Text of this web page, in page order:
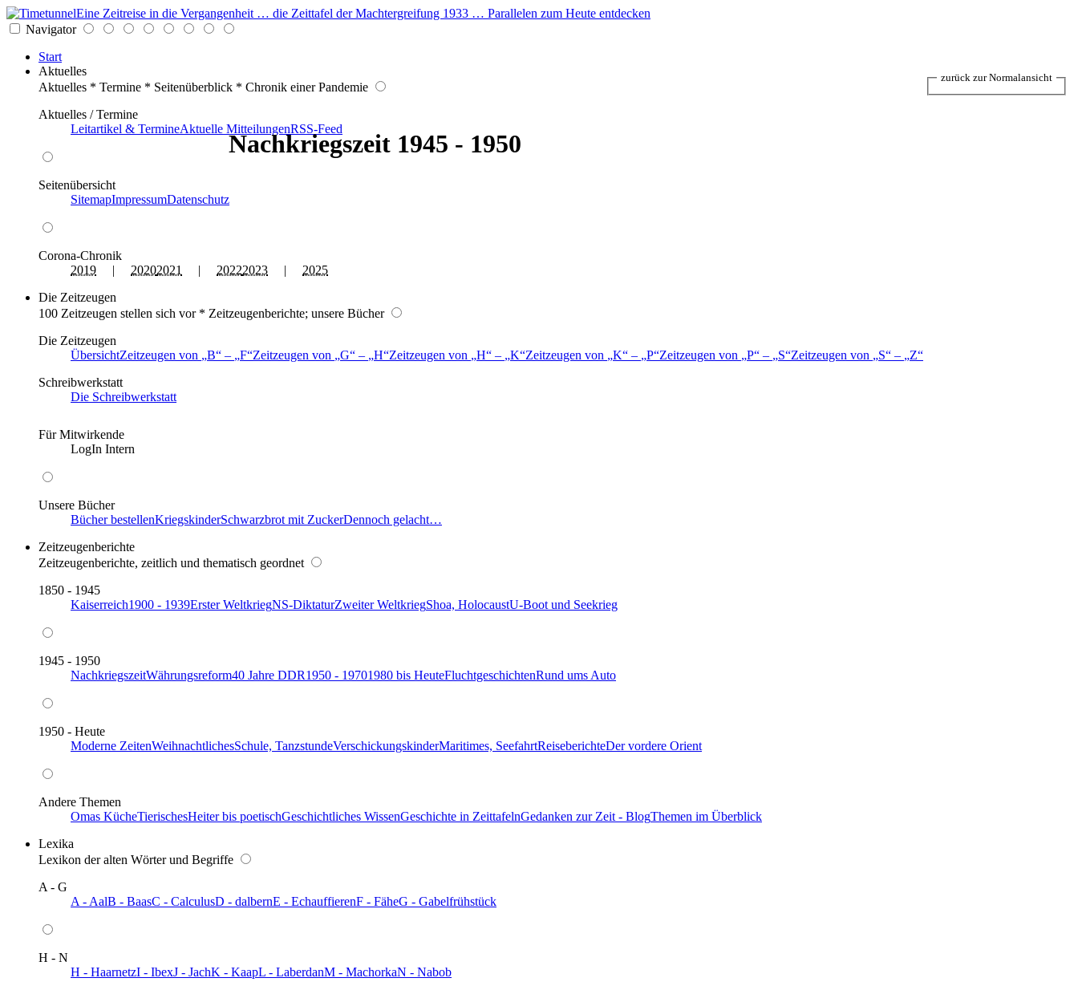
Eine Zeitreise in die Vergangenheit … die Zeittafel der Machtergreifung 1933 … Parallelen zum Heute entdecken
Navigator
Start
Aktuelles
Aktuelles * Termine * Seitenüberblick * Chronik einer Pandemie
Aktuelles / Termine
Leitartikel & TermineAktuelle MitteilungenRSS-Feed
Seitenübersicht
SitemapImpressumDatenschutz
Corona-Chronik
2019 | 20202021 | 20222023 | 2025
Die Zeitzeugen
100 Zeitzeugen stellen sich vor * Zeitzeugenberichte; unsere Bücher
Die Zeitzeugen
ÜbersichtZeitzeugen von B – F Zeitzeugen von G – H Zeitzeugen von H – K Zeitzeugen von K – P Zeitzeugen von P – S Zeitzeugen von S –
Z
Schreibwerkstatt
Die Schreibwerkstatt
Für Mitwirkende
LogIn Intern
Unsere Bücher
Bücher bestellenKriegskinderSchwarzbrot mit ZuckerDennoch gelacht…
Zeitzeugenberichte
Zeitzeugenberichte, zeitlich und thematisch geordnet
1850 - 1945
Kaiserreich1900 - 1939Erster WeltkriegNS-DiktaturZweiter WeltkriegShoa, HolocaustU-Boot und Seekrieg
1945 - 1950
NachkriegszeitWährungsreform40 Jahre DDR1950 - 19701980 bis HeuteFluchtgeschichtenRund ums Auto
1950 - Heute
Moderne ZeitenWeihnachtlichesSchule, TanzstundeVerschickungskinderMaritimes, SeefahrtReiseberichteDer vordere Orient
Andere Themen
Omas KücheTierischesHeiter bis poetischGeschichtliches WissenGeschichte in ZeittafelnGedanken zur Zeit - BlogThemen im Überblick
Lexika
Lexikon der alten Wörter und Begriffe
A - G
A - AalB - BaasC - CalculusD - dalbernE - EchauffierenF - FäheG - Gabelfrühstück
H - N
H - HaarnetzI - IbexJ - JachK - KaapL - LaberdanM - MachorkaN - Nabob
Nachkriegszeit 1945 - 1950
zurück zur Normalansicht